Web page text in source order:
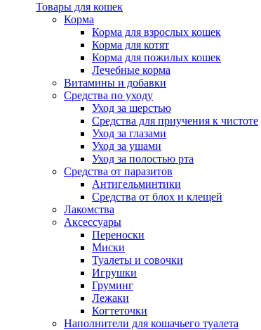
Товары для кошек
Корма
Корма для взрослых кошек
Корма для котят
Корма для пожилых кошек
Лечебные корма
Витамины и добавки
Средства по уходу
Уход за шерстью
Средства для приучения к чистоте
Уход за глазами
Уход за ушами
Уход за полостью рта
Средства от паразитов
Антигельминтики
Средства от блох и клещей
Лакомства
Аксессуары
Переноски
Миски
Туалеты и совочки
Игрушки
Груминг
Лежаки
Когтеточки
Наполнители для кошачьего туалета